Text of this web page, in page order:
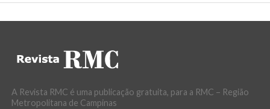
A Revista RMC é uma publicação gratuita, para a RMC – Região
Metropolitana de Campinas